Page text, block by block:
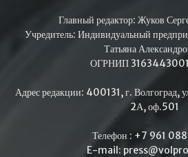
Главный редактор: Жуков
Учредитель: Индивидуальный
Татьяна
ОГРНИП
Адрес редакции: 400131, г. Волгоград,
2А, оф.501
Телефон : +7 961
E-mail: